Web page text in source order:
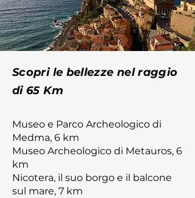
Scopri le bellezze nel raggio
di 65 Km
Museo e Parco Archeologico di
Medma, 6 km
Museo Archeologico di Metauros, 6
km
Nicotera, il suo borgo e il balcone
sul mare, 7 km